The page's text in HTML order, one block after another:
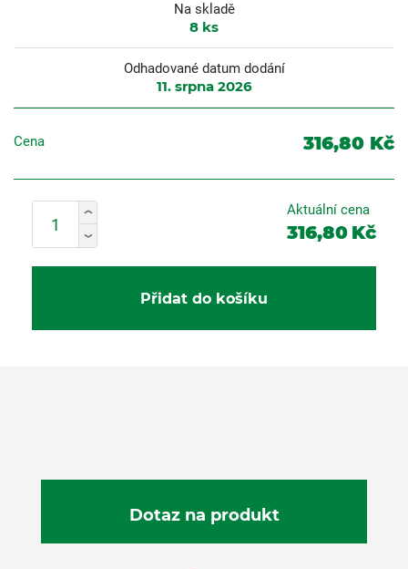
Na skladě
8 ks
Odhadované datum dodání
11. srpna 2026
Cena 316,80 Kč
Aktuální cena
316,80 Kč
Přidat do košíku